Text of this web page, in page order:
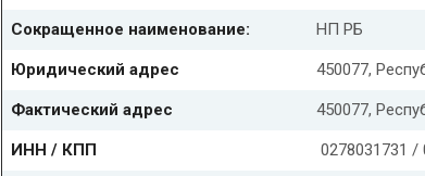
Сокращенное наименование: НП РБ
Юридический адрес 450077,
Фактический адрес 450077,
ИНН / КПП 0278031731 /